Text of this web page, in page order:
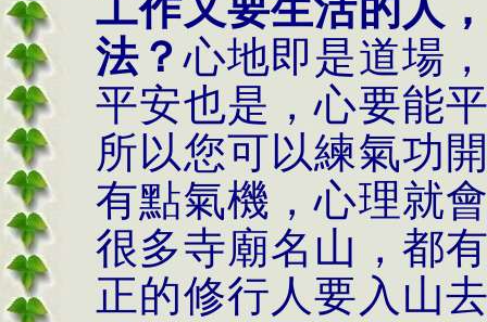
法？心地即是道場
平安也是，心要能
所以您可以練氣功
有點氣機，心理就
很多寺廟名山，都
正的修行人要入山